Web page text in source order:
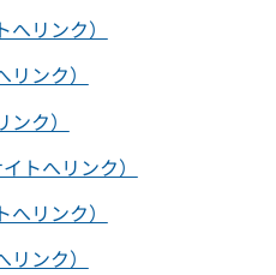
リンク）
ンク）
ク）
トへリンク）
リンク）
ンク）